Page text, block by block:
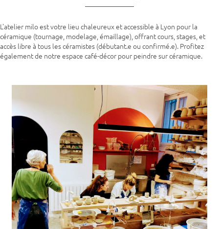
L'atelier milo est votre lieu chaleureux et accessible à Lyon pour la
céramique (tournage, modelage, émaillage), offrant cours, stages, et
accès libre à tous les céramistes (débutant.e ou confirmé.e). Profitez
également de notre espace café-décor pour peindre sur céramique.